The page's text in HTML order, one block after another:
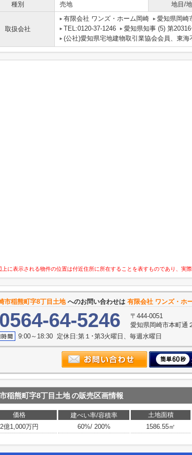
種別
売地 地目/
取扱会社
有限会社 ワンズ・ホーム岡崎
愛知県岡崎
TEL:0120-37-1246
愛知県知事 (5) 第
(公社)愛知県宅地建物取引業協会会員、東
に表示される物件の位置は付近住所に所在することを表すものであり、実
市稲熊町字8丁目土地へのお問い合わせは 有限会社 ワンズ・ホ
64-5246
〒444-0051
愛知県岡崎市本町通
9:00～18:30 定休日:第１･第3火曜日、毎週水曜日
稲熊町字8丁目土地の販売区画情報
価格 建ぺい率/容積率 土地面積
2億1,000万円
60%/ 200% 1586.55㎡